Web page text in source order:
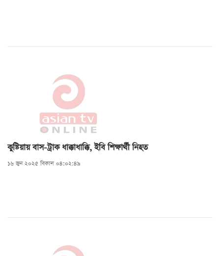
কুষ্টিয়ায় বাস-ট্রাক ধাক্কাধাক্কি, ইবি শিক্ষার্থী নিহত
১৬ জুন ২০২৫ বিকাল ০৪:০২:৪৯